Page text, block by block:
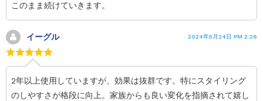
このまま続けていきます。
イーグル 2024年5月24日 PM 2:26
2年以上使用していますが、効果は抜群です。特にスタイリング
のしやすさが格段に向上。家族からも良い変化を指摘されて嬉し